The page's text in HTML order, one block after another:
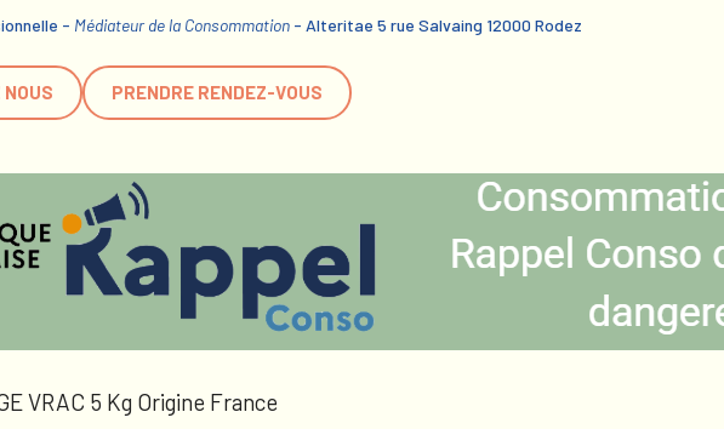
- Médiateur de la Consommation - Alteritae 5 rue Salvaing 12000 Rodez
PRENDRE RENDEZ-VOUS
VRAC 5 Kg Origine France